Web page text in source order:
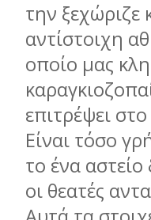
την ξεχώριζε
αντίστοιχη
οποίο μας
επιτρέψει
Είναι τόσο
το ένα
οι θεατές